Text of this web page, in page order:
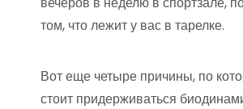
том, что лежит у вас в тарелке.
Вот еще четыре причины, по
стоит придерживаться